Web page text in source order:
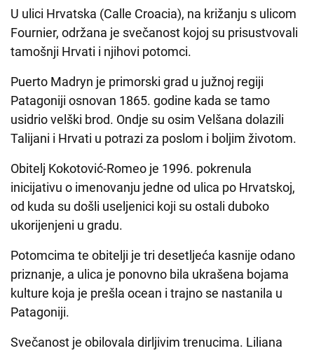
U ulici Hrvatska (Calle Croacia), na križanju s ulicom
Fournier, održana je svečanost kojoj su prisustvovali
tamošnji Hrvati i njihovi potomci.
Puerto Madryn je primorski grad u južnoj regiji
Patagoniji osnovan 1865. godine kada se tamo
usidrio velški brod. Ondje su osim Velšana dolazili
Talijani i Hrvati u potrazi za poslom i boljim životom.
Obitelj Kokotović-Romeo je 1996. pokrenula
inicijativu o imenovanju jedne od ulica po Hrvatskoj,
od kuda su došli useljenici koji su ostali duboko
ukorijenjeni u gradu.
Potomcima te obitelji je tri desetljeća kasnije odano
priznanje, a ulica je ponovno bila ukrašena bojama
kulture koja je prešla ocean i trajno se nastanila u
Patagoniji.
Svečanost je obilovala dirljivim trenucima. Liliana